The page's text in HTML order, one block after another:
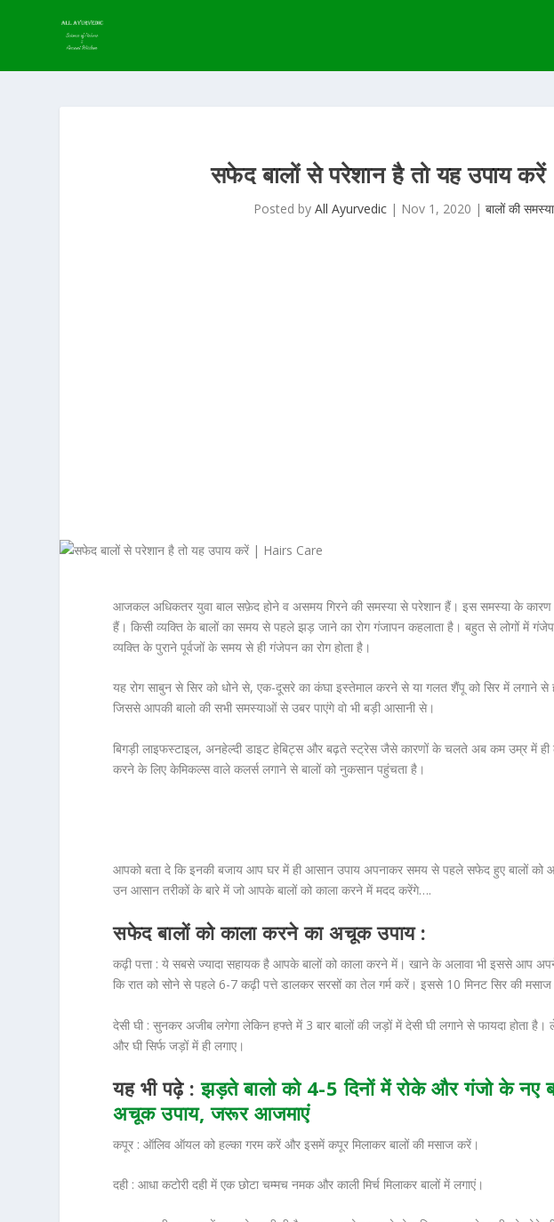
सफेद बालों से परेशान है तो यह उपाय
Posted by All Ayurvedic| Nov 1, 2020 | बालों की समस्या
आजकल अधिकतर युवा बाल सफ़ेद होने व असमय गिरने की समस्या से परेशान हैं। इस समस्या के
हैं। किसी व्यक्ति के बालों का समय से पहले झड़ जाने का रोग गंजापन कहलाता है। बहुत से लोगों में
व्यक्ति के पुराने पूर्वजों के समय से ही गंजेपन का रोग होता है।
यह रोगसाबुनसे सिर को धोने से, एक-दूसरे का कंघा इस्तेमाल करने से या गलतशैंपूको सिर में लगाने से
जिससे आपकी बालो की सभी समस्याओं से उबर पाएंगे वो भी बड़ी आसानी से।
बिगड़ी लाइफस्टाइल, अनहेल्दी डाइट हेबिट्स और बढ़ते स्ट्रेस जैसे कारणों के चलते अब कम उम्र में
करने के लिए केमिकल्स वाले कलर्स लगाने से बालों को नुकसान पहुंचता है।
आपको बता दे कि इनकी बजाय आप घर में ही आसान उपाय अपनाकर समय से पहले सफेद हुए बालों
उन आसान तरीकों के बारे में जो आपके बालों को काला करने में मदद करेंगे….
सफेद बालों को काला करने का अचूक उपाय :
कढ़ी पत्ता : ये सबसे ज्यादा सहायक है आपके बालों को काला करने में। खाने के अलावा भी इससे आप
कि रात को सोने से पहले 6-7 कढ़ी पत्ते डालकर सरसों का तेल गर्म करें। इससे 10 मिनट सिर की
देसी घी : सुनकर अजीब लगेगा लेकिन हफ्ते में 3 बार बालों की जड़ों में देसी घी लगाने से फायदा होता
और घी सिर्फ जड़ों में ही लगाए।
यह भी पढ़े :झड़ते बालो को 4-5 दिनों में रोके और गंजो के नए
अचूक उपाय, जरूर आजमाएं
कपूर : ऑलिव ऑयल को हल्का गरम करें और इसमें कपूर मिलाकर बालों की मसाज करें।
दही :आधा कटोरी दही में एक छोटा चम्मच नमक और काली मिर्च मिलाकर बालों में लगाएं।